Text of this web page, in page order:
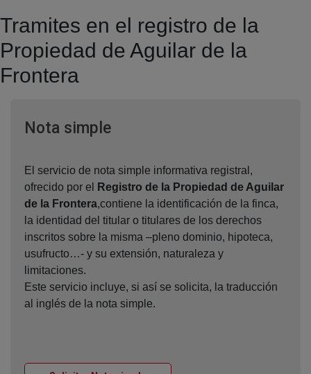
Tramites en el registro de la
Propiedad de Aguilar de la
Frontera
Nota simpleVentana nueva
El servicio de nota simple informativa registral,
ofrecido por el
Registro de la Propiedad de Aguilar
de la Frontera,contiene la identificación de la finca,
la identidad del titular o titulares de los derechos
inscritos sobre la misma –pleno dominio, hipoteca,
usufructo…- y su extensión, naturaleza y
limitaciones.
Este servicio incluye, si así se solicita, la traducción
al inglés de la nota simple.